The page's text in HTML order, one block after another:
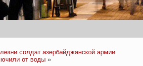
солдат азербайджанской армии
от воды »